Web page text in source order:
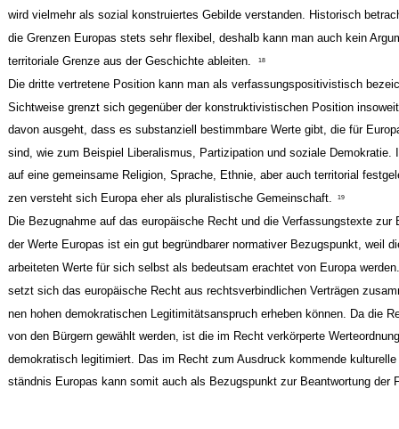
wird vielmehr als sozial konstruiertes Gebilde verstanden. Historisch
die Grenzen Europas stets sehr flexibel, deshalb kann man auch kein
territoriale Grenze aus der Geschichte ableiten.
18
Die dritte vertretene Position kann man als verfassungspositivistisch
Sichtweise grenzt sich gegenüber der konstruktivistischen Position
davon ausgeht, dass es substanziell bestimmbare Werte gibt, die für
sind, wie zum Beispiel Liberalismus, Partizipation und soziale Demokratie.
auf eine gemeinsame Religion, Sprache, Ethnie, aber auch territorial
zen versteht sich Europa eher als pluralistische Gemeinschaft.
19
Die Bezugnahme auf das europäische Recht und die Verfassungstexte zur
der Werte Europas ist ein gut begründbarer normativer Bezugspunkt, weil
arbeiteten Werte für sich selbst als bedeutsam erachtet von Europa
setzt sich das europäische Recht aus rechtsverbindlichen Verträgen
nen hohen demokratischen Legitimitätsanspruch erheben können. Da die
von den Bürgern gewählt werden, ist die im Recht verkörperte
demokratisch legitimiert. Das im Recht zum Ausdruck kommende
ständnis Europas kann somit auch als Bezugspunkt zur Beantwortung der